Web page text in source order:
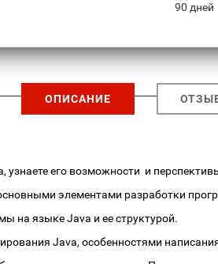
90 дней
ОПИСАНИЕ
узнаете его возможности и
элементами разработки
на языке Java и ее структурой.
Java, особенностями